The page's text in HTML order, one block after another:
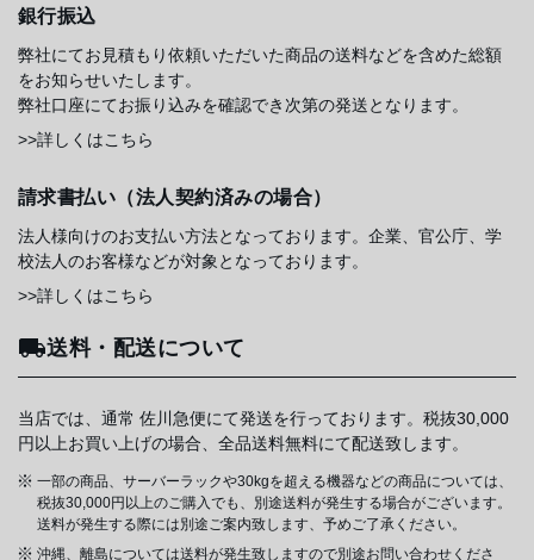
銀行振込
弊社にてお見積もり依頼いただいた商品の送料などを含めた総額
をお知らせいたします。
弊社口座にてお振り込みを確認でき次第の発送となります。
>>詳しくはこちら
請求書払い（法人契約済みの場合）
法人様向けのお支払い方法となっております。企業、官公庁、学
校法人のお客様などが対象となっております。
>>詳しくはこちら
送料・配送について
当店では、通常 佐川急便にて発送を行っております。税抜30,000
円以上お買い上げの場合、全品送料無料にて配送致します。
一部の商品、サーバーラックや30kgを超える機器などの商品については、
税抜30,000円以上のご購入でも、別途送料が発生する場合がございます。
送料が発生する際には別途ご案内致します、予めご了承ください。
沖縄、離島については送料が発生致しますので別途お問い合わせくださ